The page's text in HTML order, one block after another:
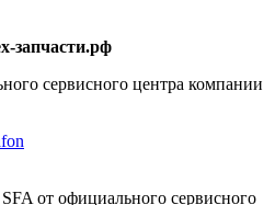
запчасти.рф
сервисного центра компании
от официального сервисного